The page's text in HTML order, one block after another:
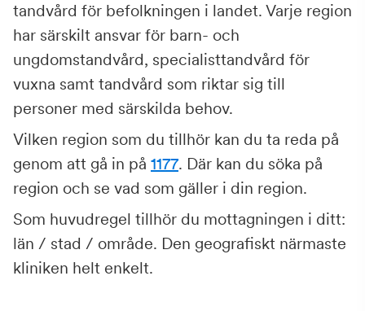
tandvård för befolkningen i landet. Varje region
har särskilt ansvar för barn- och
ungdomstandvård, specialisttandvård för
vuxna samt tandvård som riktar sig till
personer med särskilda behov.
Vilken region som du tillhör kan du ta reda på
genom att gå in på 1177. Där kan du söka på
region och se vad som gäller i din region.
Som huvudregel tillhör du mottagningen i ditt:
län / stad / område. Den geografiskt närmaste
kliniken helt enkelt.